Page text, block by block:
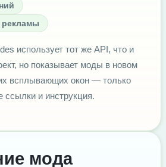
рекламы
использует тот же API, что и
но показывает моды в новом
всплывающих окон — только
ссылки и инструкция.
мода